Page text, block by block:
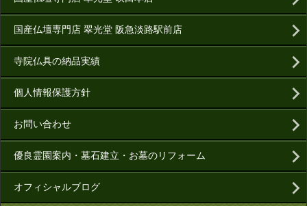
国産仏壇専門店 翠光堂 阪急淡路駅前店
寺院仏具の納品実績
個人情報保護方針
お問い合わせ
優良霊園案内・墓石建立・お墓のリフォーム
オフィシャルブログ